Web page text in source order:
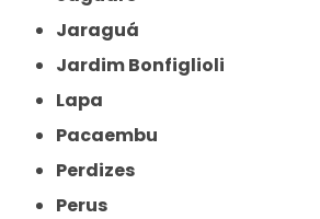
Jaraguá
Jardim Bonfiglioli
Lapa
Pacaembu
Perdizes
Perus